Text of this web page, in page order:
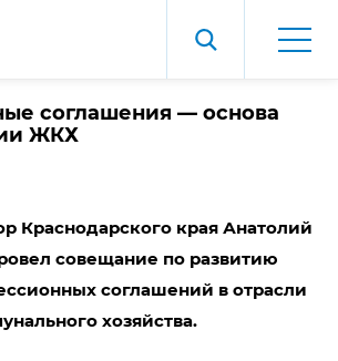
соглашения — основа
ЖКХ
Краснодарского края Анатолий
совещание по развитию
соглашений в отрасли
хозяйства.